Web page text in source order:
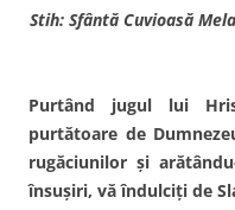
Stih: Sfântă Cuvioasă
Purtând jugul lui
purtătoare de
rugă­ciunilor şi
însuşiri, vă îndulciţi de